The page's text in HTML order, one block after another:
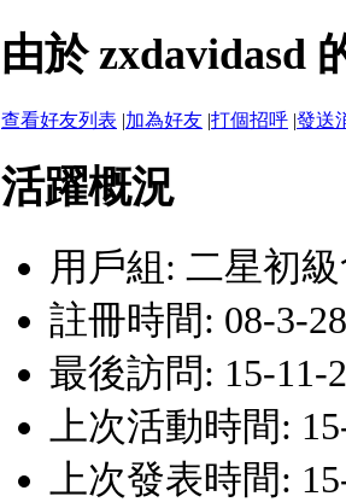
由於 zxdavidasd
查看好友列表 |加為好友 |打個招呼 |發送
活躍概況
用戶組: 二星初
註冊時間: 08-3-
最後訪問: 15-11-
上次活動時間:
上次發表時間: